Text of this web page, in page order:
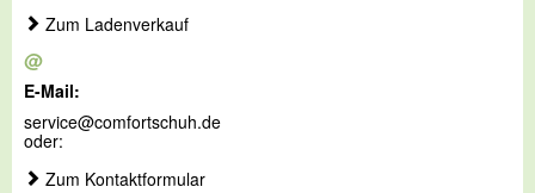
Zum Ladenverkauf
@
E-Mail:
service@comfortschuh.de
oder:
Zum Kontaktformular